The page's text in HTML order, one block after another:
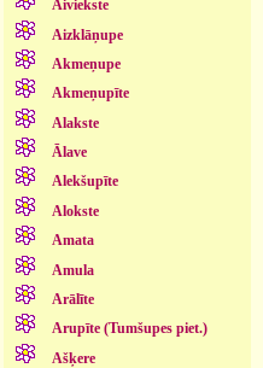
Aiviekste
Aizklāņupe
Akmeņupe
Akmeņupīte
Alakste
Ālave
Alekšupīte
Alokste
Amata
Amula
Arālīte
Arupīte (Tumšupes piet.)
Ašķere